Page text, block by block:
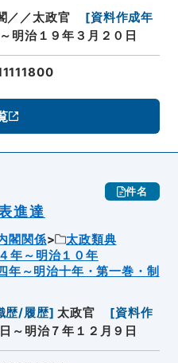
／／太政官 [資料作成年
明治１９年３月２０日
件名
進達
閣関係
太政類典
年～明治１０年
年～明治十年・第一巻・制
歴/履歴] 太政官 [資料作
～明治７年１２月９日